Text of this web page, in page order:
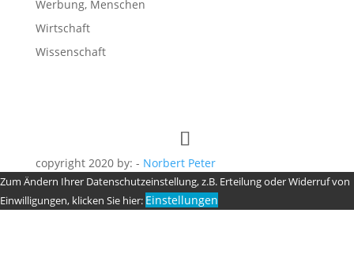
Werbung, Menschen
Wirtschaft
Wissenschaft
copyright 2020 by: - Norbert Peter
Zum Ändern Ihrer Datenschutzeinstellung, z.B. Erteilung oder Widerruf von
Einwilligungen, klicken Sie hier: Einstellungen